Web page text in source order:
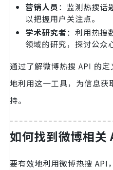
营销人员：监测热搜话
以把握用户关注点。
学术研究者：利用热搜
领域的研究，探讨公众
通过了解微博热搜 API 的
地利用这一工具，为信息获
持。
如何找到微博相关
要有效地利用微博热搜 API